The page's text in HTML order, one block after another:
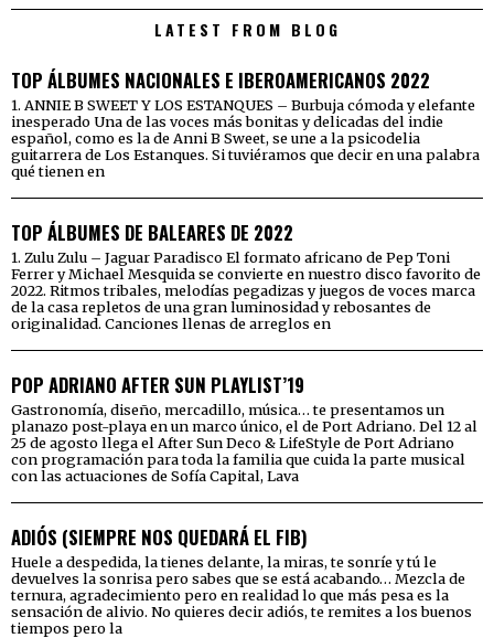
LATEST FROM BLOG
TOP ÁLBUMES NACIONALES E IBEROAMERICANOS 2022
1. ANNIE B SWEET Y LOS ESTANQUES – Burbuja cómoda y elefante
inesperado Una de las voces más bonitas y delicadas del indie
español, como es la de Anni B Sweet, se une a la psicodelia
guitarrera de Los Estanques. Si tuviéramos que decir en una palabra
qué tienen en
TOP ÁLBUMES DE BALEARES DE 2022
1. Zulu Zulu – Jaguar Paradisco El formato africano de Pep Toni
Ferrer y Michael Mesquida se convierte en nuestro disco favorito de
2022. Ritmos tribales, melodías pegadizas y juegos de voces marca
de la casa repletos de una gran luminosidad y rebosantes de
originalidad. Canciones llenas de arreglos en
POP ADRIANO AFTER SUN PLAYLIST’19
Gastronomía, diseño, mercadillo, música… te presentamos un
planazo post-playa en un marco único, el de Port Adriano. Del 12 al
25 de agosto llega el After Sun Deco & LifeStyle de Port Adriano
con programación para toda la familia que cuida la parte musical
con las actuaciones de Sofía Capital, Lava
ADIÓS (SIEMPRE NOS QUEDARÁ EL FIB)
Huele a despedida, la tienes delante, la miras, te sonríe y tú le
devuelves la sonrisa pero sabes que se está acabando… Mezcla de
ternura, agradecimiento pero en realidad lo que más pesa es la
sensación de alivio. No quieres decir adiós, te remites a los buenos
tiempos pero la